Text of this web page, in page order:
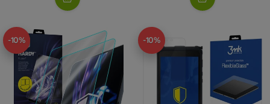
-10% -10%